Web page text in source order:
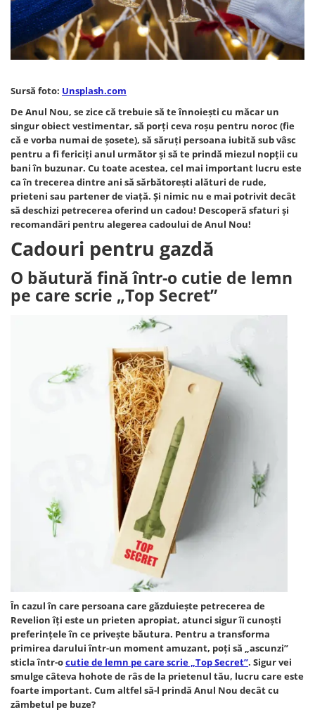
Body bebelusi personalizate
Perne personalizate
Plusuri personalizate
Etichete pentru sticla de vin
Cadouri Personalizate Unice
Sorturi Personalizate
Cadouri pentru Doctori
Cadouri Pensionare
Sursă foto: Unsplash.com
De Anul Nou, se zice că trebuie să te înnoiești cu măcar un
singur obiect vestimentar, să porți ceva roșu pentru noroc (fie
că e vorba numai de șosete), să săruți persoana iubită sub vâsc
pentru a fi fericiți anul următor și să te prindă miezul nopții cu
bani în buzunar. Cu toate acestea, cel mai important lucru este
ca în trecerea dintre ani să sărbătorești alături de rude,
prieteni sau partener de viață. Și nimic nu e mai potrivit decât
să deschizi petrecerea oferind un cadou! Descoperă sfaturi și
recomandări pentru alegerea cadoului de Anul Nou!
Cadouri pentru gazdă
O băutură fină într-o cutie de lemn
pe care scrie „Top Secret”
În cazul în care persoana care găzduiește petrecerea de
Revelion îți este un prieten apropiat, atunci sigur îi cunoști
preferințele în ce privește băutura. Pentru a transforma
primirea darului într-un moment amuzant, poți să „ascunzi”
sticla într-ocutie de lemn pe care scrie „Top Secret”. Sigur vei
smulge câteva hohote de râs de la prietenul tău, lucru care este
foarte important. Cum altfel să-l prindă Anul Nou decât cu
zâmbetul pe buze?